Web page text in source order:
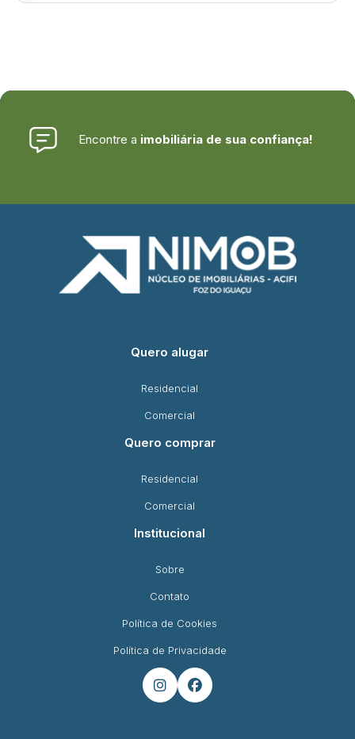
Encontre a imobiliária de sua confiança!
Quero alugar
Residencial
Comercial
Quero comprar
Residencial
Comercial
Institucional
Sobre
Contato
Política de Cookies
Política de Privacidade
 